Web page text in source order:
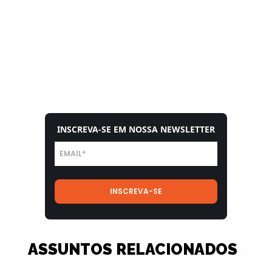
INSCREVA-SE EM NOSSA NEWSLETTER
ASSUNTOS RELACIONADOS